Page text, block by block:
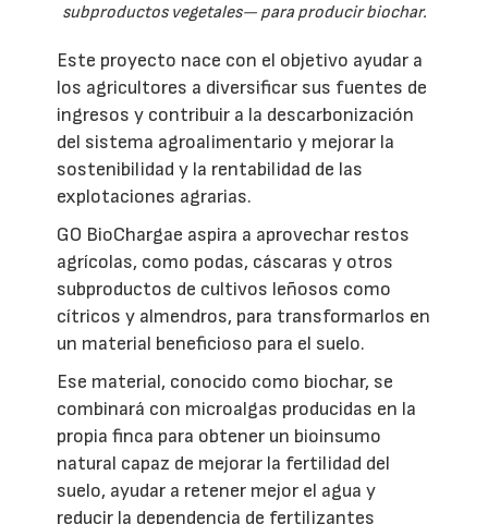
subproductos vegetales— para producir biochar.
Este proyecto nace con el objetivo ayudar a
los agricultores a diversificar sus fuentes de
ingresos y contribuir a la descarbonización
del sistema agroalimentario y mejorar la
sostenibilidad y la rentabilidad de las
explotaciones agrarias.
GO BioChargae aspira a aprovechar restos
agrícolas, como podas, cáscaras y otros
subproductos de cultivos leñosos como
cítricos y almendros, para transformarlos en
un material beneficioso para el suelo.
Ese material, conocido como biochar, se
combinará con microalgas producidas en la
propia finca para obtener un bioinsumo
natural capaz de mejorar la fertilidad del
suelo, ayudar a retener mejor el agua y
reducir la dependencia de fertilizantes